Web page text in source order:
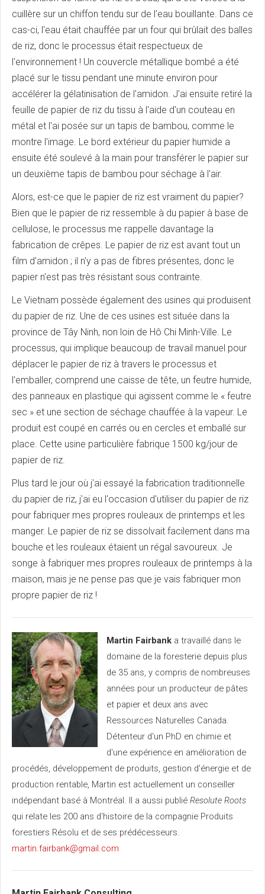
cuillère sur un chiffon tendu sur de l'eau bouillante. Dans ce
cas-ci, l'eau était chauffée par un four qui brûlait des balles
de riz, donc le processus était respectueux de
l'environnement ! Un couvercle métallique bombé a été
placé sur le tissu pendant une minute environ pour
accélérer la gélatinisation de l'amidon. J'ai ensuite retiré la
feuille de papier de riz du tissu à l'aide d'un couteau en
métal et l'ai posée sur un tapis de bambou, comme le
montre l'image. Le bord extérieur du papier humide a
ensuite été soulevé à la main pour transférer le papier sur
un deuxième tapis de bambou pour séchage à l'air.
Alors, est-ce que le papier de riz est vraiment du papier?
Bien que le papier de riz ressemble à du papier à base de
cellulose, le processus me rappelle davantage la
fabrication de crêpes. Le papier de riz est avant tout un
film d'amidon ; il n'y a pas de fibres présentes, donc le
papier n'est pas très résistant sous contrainte.
Le Vietnam possède également des usines qui produisent
du papier de riz. Une de ces usines est située dans la
province de Tây Ninh, non loin de Hô Chi Minh-Ville. Le
processus, qui implique beaucoup de travail manuel pour
déplacer le papier de riz à travers le processus et
l'emballer, comprend une caisse de tête, un feutre humide,
des panneaux en plastique qui agissent comme le « feutre
sec » et une section de séchage chauffée à la vapeur. Le
produit est coupé en carrés ou en cercles et emballé sur
place. Cette usine particulière fabrique 1500 kg/jour de
papier de riz.
Plus tard le jour où j'ai essayé la fabrication traditionnelle
du papier de riz, j'ai eu l'occasion d'utiliser du papier de riz
pour fabriquer mes propres rouleaux de printemps et les
manger. Le papier de riz se dissolvait facilement dans ma
bouche et les rouleaux étaient un régal savoureux. Je
songe à fabriquer mes propres rouleaux de printemps à la
maison, mais je ne pense pas que je vais fabriquer mon
propre papier de riz !
Martin Fairbank a travaillé dans le
domaine de la foresterie depuis plus
de 35 ans, y compris de nombreuses
années pour un producteur de pâtes
et papier et deux ans avec
Ressources Naturelles Canada.
Détenteur d'un PhD en chimie et
d'une expérience en amélioration de
procédés, développement de produits, gestion d'énergie et de
production rentable, Martin est actuellement un conseiller
indépendant basé à Montréal. Il a aussi publié Resolute Roots
qui relate les 200 ans d'histoire de la compagnie Produits
forestiers Résolu et de ses prédécesseurs.
martin.fairbank@gmail.com